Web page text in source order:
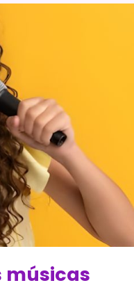
músicas